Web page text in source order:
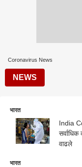
Coronavirus News
NEWS
भारत
India
वाढले
भारत